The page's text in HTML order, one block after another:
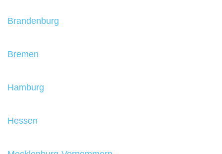
Brandenburg
Bremen
Hamburg
Hessen